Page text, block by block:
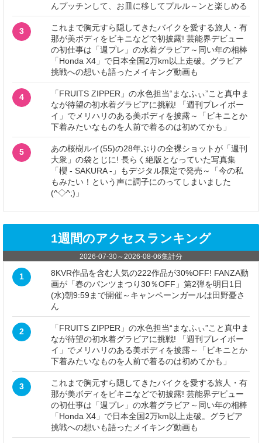
んプッチンして、お皿に移してプルル～ンと楽しめる
3
これまで胸元すら隠してきたバイクを愛する旅人・有
那が美ボディをビキニなどで初披露! 芸能界デビュー
の初仕事は「週プレ」の水着グラビア～同い年の相棒
「Honda X4」で日本全国2万km以上走破。グラビア
挑戦への想いも語ったメイキング動画も
4
「FRUITS ZIPPER」の水色担当“まなふぃ”こと真中ま
なが待望の初水着グラビアに挑戦! 「週刊プレイボー
イ」でメリハリのある美ボディを披露～「ビキニとか
下着みたいなものを人前で着るのは初めてかも」
5
あの桜樹ルイ(55)の28年ぶりの全裸ショットが「週刊
大衆」の袋とじに! 長らく絶版となっていた写真集
「櫻 - SAKURA -」もデジタル限定で発売～「今の私
もみたい！という声に調子にのってしまいました
(^◇^;)」
1週間のアクセスランキング
2026-07-30～ 2026-08-06集計分
1
8KVR作品を含む人気の222作品が30%OFF! FANZA動
画が「春のパンツまつり30％OFF」第2弾を明日1日
(水)朝9:59まで開催～キャンペーンガールは田野憂さ
ん
2
「FRUITS ZIPPER」の水色担当“まなふぃ”こと真中ま
なが待望の初水着グラビアに挑戦! 「週刊プレイボー
イ」でメリハリのある美ボディを披露～「ビキニとか
下着みたいなものを人前で着るのは初めてかも」
3
これまで胸元すら隠してきたバイクを愛する旅人・有
那が美ボディをビキニなどで初披露! 芸能界デビュー
の初仕事は「週プレ」の水着グラビア～同い年の相棒
「Honda X4」で日本全国2万km以上走破。グラビア
挑戦への想いも語ったメイキング動画も